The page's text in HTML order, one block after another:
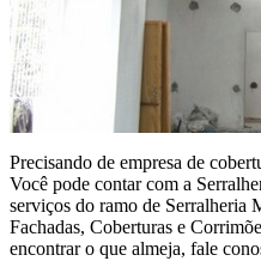
Precisando de empresa de
Você pode contar com a
serviços do ramo de Serralheria
Fachadas, Coberturas e
encontrar o que almeja, fale